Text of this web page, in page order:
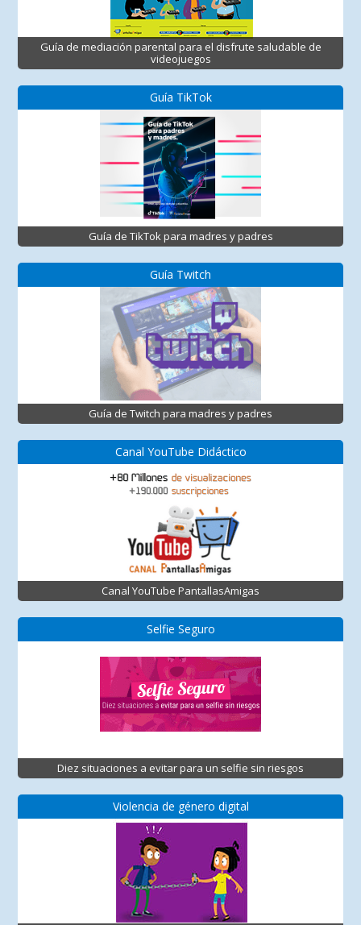
Guía de mediación parental para el disfrute saludable de
videojuegos
Guía TikTok
Guía de TikTok para madres y padres
Guía Twitch
Guía de Twitch para madres y padres
Canal YouTube Didáctico
Canal YouTube PantallasAmigas
Selfie Seguro
Diez situaciones a evitar para un selfie sin riesgos
Violencia de género digital